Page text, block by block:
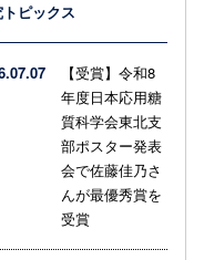
ピックス
【受賞】令和8
年度日本応用糖
質科学会東北支
部ポスター発表
会で佐藤佳乃さ
んが最優秀賞を
受賞